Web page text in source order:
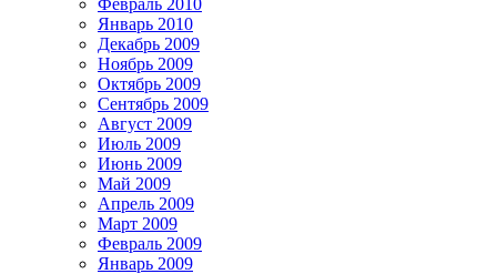
Январь 2010
Декабрь 2009
Ноябрь 2009
Октябрь 2009
Сентябрь 2009
Август 2009
Июль 2009
Июнь 2009
Май 2009
Апрель 2009
Март 2009
Февраль 2009
Январь 2009